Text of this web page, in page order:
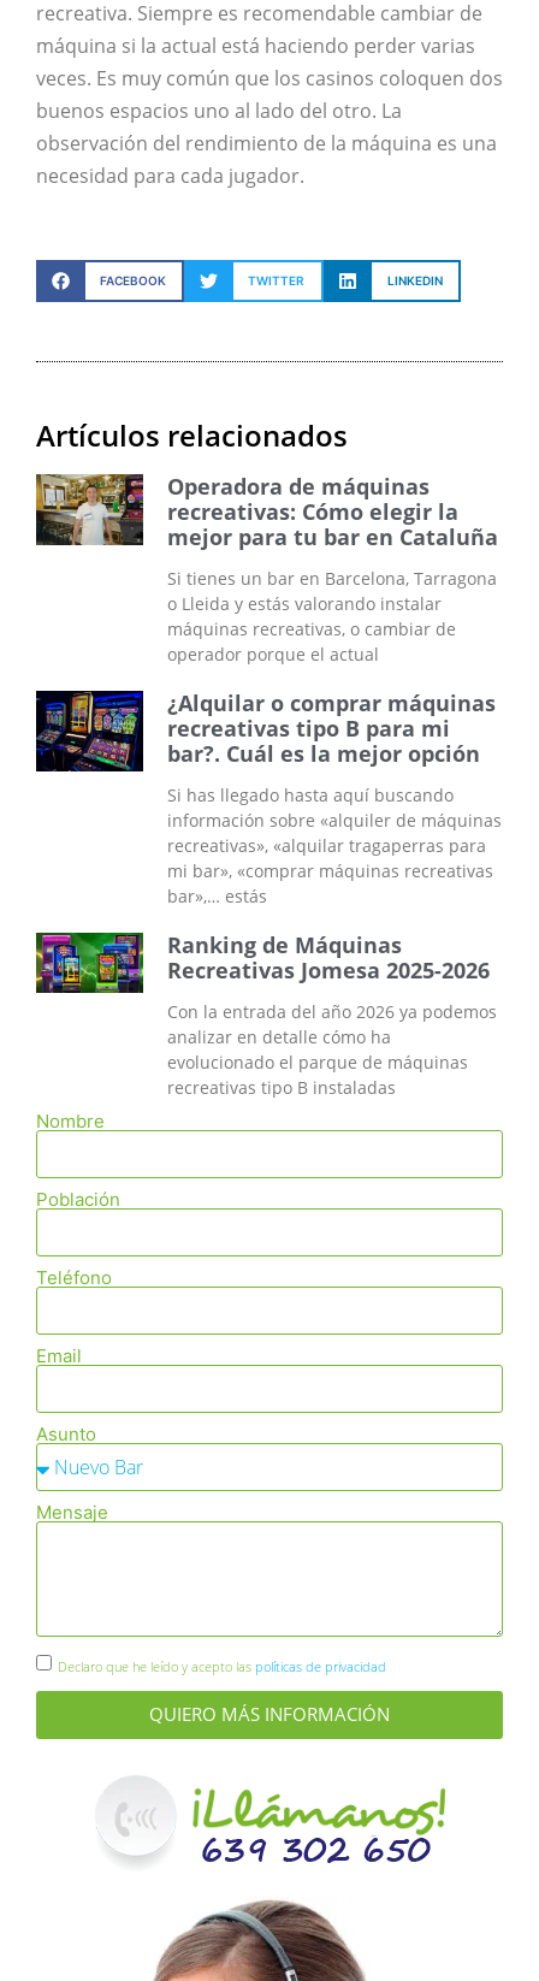
Nombre
Población
Teléfono
Email
Asunto
Mensaje
Declaro que he leído y acepto las políticas de privacidad
QUIERO MÁS INFORMACIÓN
recreativa. Siempre es recomendable cambiar de
máquina si la actual está haciendo perder varias
veces. Es muy común que los casinos coloquen dos
buenos espacios uno al lado del otro. La
observación del rendimiento de la máquina es una
necesidad para cada jugador.
FACEBOOK TWITTER LINKEDIN
Artículos relacionados
Operadora de máquinas
recreativas: Cómo elegir la
mejor para tu bar en Cataluña
Si tienes un bar en Barcelona, Tarragona
o Lleida y estás valorando instalar
máquinas recreativas, o cambiar de
operador porque el actual
¿Alquilar o comprar máquinas
recreativas tipo B para mi
bar?. Cuál es la mejor opción
Si has llegado hasta aquí buscando
información sobre «alquiler de máquinas
recreativas», «alquilar tragaperras para
mi bar», «comprar máquinas recreativas
bar»,… estás
Ranking de Máquinas
Recreativas Jomesa 2025-2026
Con la entrada del año 2026 ya podemos
analizar en detalle cómo ha
evolucionado el parque de máquinas
recreativas tipo B instaladas